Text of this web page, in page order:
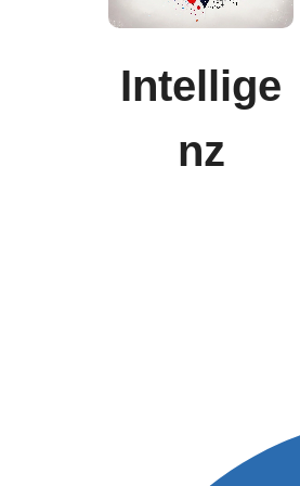
Intellige
nz